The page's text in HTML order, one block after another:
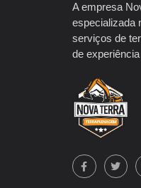
A empresa
especializada
serviços de
de